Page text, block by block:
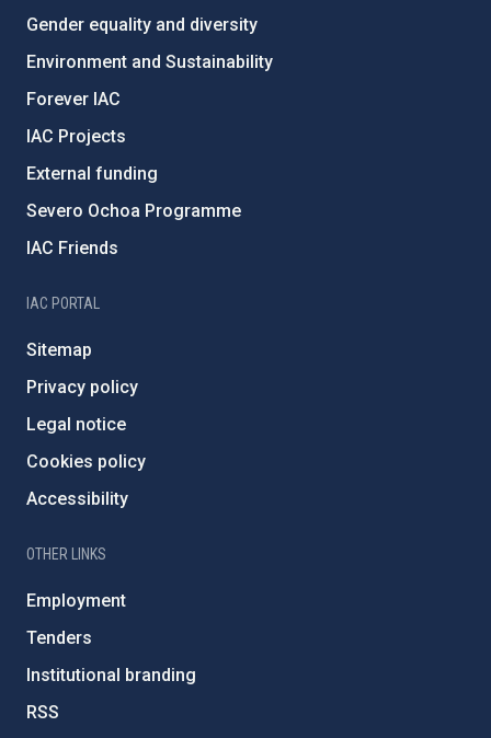
Gender equality and diversity
Environment and Sustainability
Forever IAC
IAC Projects
External funding
Severo Ochoa Programme
IAC Friends
IAC PORTAL
Sitemap
Privacy policy
Legal notice
Cookies policy
Accessibility
OTHER LINKS
Employment
Tenders
Institutional branding
RSS